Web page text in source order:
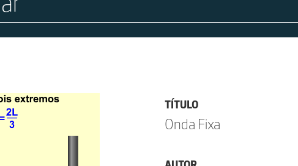
TÍTULO
Onda Fixa